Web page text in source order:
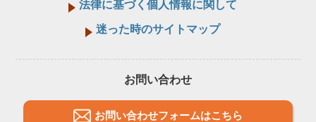
法律に基づく個人情報に関して
迷った時のサイトマップ
お問い合わせ
お問い合わせフォームはこちら